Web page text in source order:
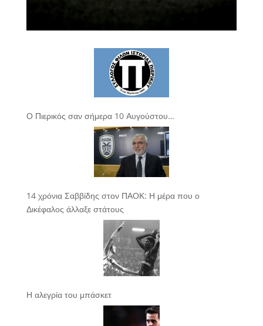
Ο Πιερικός σαν σήμερα 10 Αυγούστου…
14 χρόνια Σαββίδης στον ΠΑΟΚ: Η μέρα που ο
Δικέφαλος άλλαξε στάτους
Η αλεγρία του μπάσκετ